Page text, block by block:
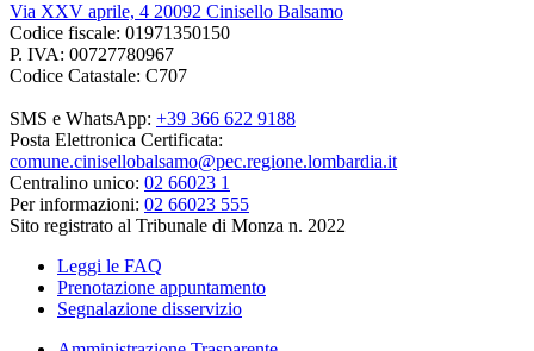
Via XXV aprile, 4 20092 Cinisello Balsamo
Codice fiscale: 01971350150
P. IVA: 00727780967
Codice Catastale: C707
SMS e WhatsApp: +39 366 622 9188
Posta Elettronica Certificata:
comune.cinisellobalsamo@pec.regione.lombardia.it
Centralino unico: 02 66023 1
Per informazioni: 02 66023 555
Sito registrato al Tribunale di Monza n. 2022
Leggi le FAQ
Prenotazione appuntamento
Segnalazione disservizio